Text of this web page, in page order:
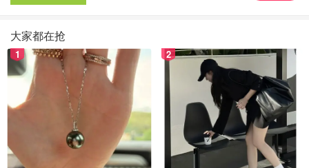
只在亚麻买过starshine口味的，单价比较贵，但我还是回购
过几次，因为味道真的很特别，是橙花+肉豆蔻的调味，有
异香！里面的toppings有樱桃干和开心果，整体搭配很
balanced，口感的酥脆度也不错。基础配方是橄榄油+红糖
大家都在抢
1 2